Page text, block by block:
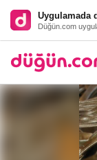
Uygulamada
Düğün.com